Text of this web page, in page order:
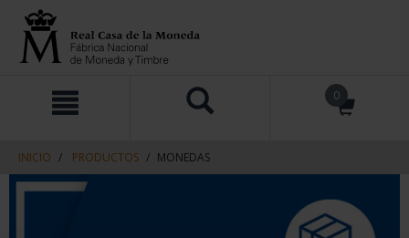
contenido
navegacin
0
INICIO PRODUCTOS MONEDAS